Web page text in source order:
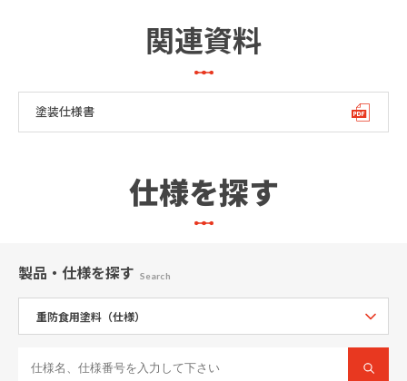
関連資料
塗装仕様書
仕様を探す
製品・仕様を探す Search